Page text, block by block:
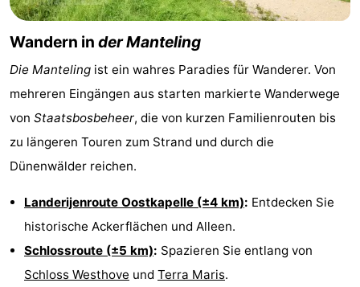
Vlaanderen
-
Nieuwvliet
-
Cadzand
-
Zwin
Wetter
Wandern in der Manteling
Die Manteling ist ein wahres Paradies für Wanderer. Von
mehreren Eingängen aus starten markierte Wanderwege
von Staatsbosbeheer, die von kurzen Familienrouten bis
zu längeren Touren zum Strand und durch die
Dünenwälder reichen.
Landerijenroute Oostkapelle (±4 km): Entdecken Sie
historische Ackerflächen und Alleen.
Schlossroute (±5 km): Spazieren Sie entlang von
Schloss Westhove und Terra Maris.